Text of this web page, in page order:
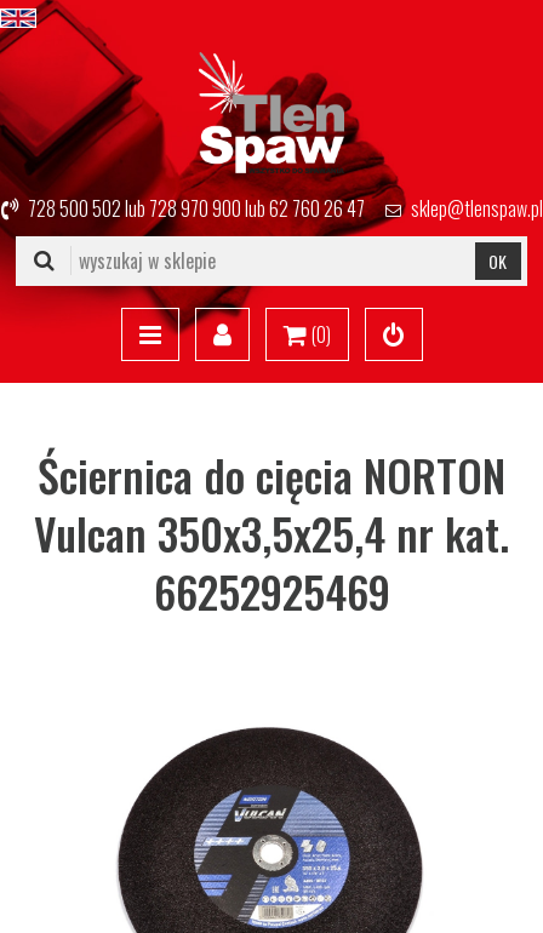
728 500 502lub728 970 900lub62 760 26 47 sklep@tlenspaw.pl
OK
(0)
Ściernica do cięcia NORTON
Vulcan 350x3,5x25,4 nr kat.
66252925469